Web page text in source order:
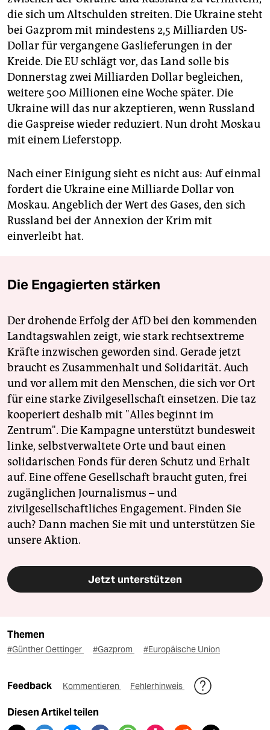
die sich um Altschulden streiten. Die Ukraine steht
bei Gazprom mit mindestens 2,5 Milliarden US-
Dollar für vergangene Gaslieferungen in der
Kreide. Die EU schlägt vor, das Land solle bis
Donnerstag zwei Milliarden Dollar begleichen,
weitere 500 Millionen eine Woche später. Die
Ukraine will das nur akzeptieren, wenn Russland
die Gaspreise wieder reduziert. Nun droht Moskau
mit einem Lieferstopp.
Nach einer Einigung sieht es nicht aus: Auf einmal
fordert die Ukraine eine Milliarde Dollar von
Moskau. Angeblich der Wert des Gases, den sich
Russland bei der Annexion der Krim mit
einverleibt hat.
Die Engagierten stärken
Der drohende Erfolg der AfD bei den kommenden
Landtagswahlen zeigt, wie stark rechtsextreme
Kräfte inzwischen geworden sind. Gerade jetzt
braucht es Zusammenhalt und Solidarität. Auch
und vor allem mit den Menschen, die sich vor Ort
für eine starke Zivilgesellschaft einsetzen. Die taz
kooperiert deshalb mit "Alles beginnt im
Zentrum". Die Kampagne unterstützt bundesweit
linke, selbstverwaltete Orte und baut einen
solidarischen Fonds für deren Schutz und Erhalt
auf. Eine offene Gesellschaft braucht guten, frei
zugänglichen Journalismus – und
zivilgesellschaftliches Engagement. Finden Sie
auch? Dann machen Sie mit und unterstützen Sie
unsere Aktion.
Jetzt unterstützen
Themen
#Günther Oettinger #Gazprom #Europäische Union
Feedback Kommentieren Fehlerhinweis
Diesen Artikel teilen